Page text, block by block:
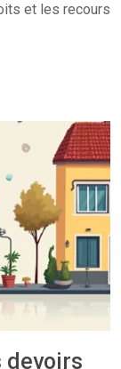
et les recours
devoirs